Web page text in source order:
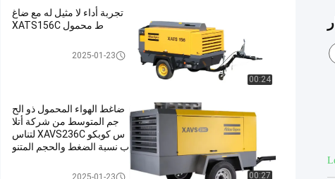
00:24
تجربة أداء لا مثيل له مع ضاغ
ط محمول XATS156C
2025-01-23
00:27
ضاغط الهواء المحمول ذو الح
جم المتوسط من شركة أتلا
س كوبكو XAVS236C لتناس
ب نسبة الضغط والحجم المتنو
2025-01-23